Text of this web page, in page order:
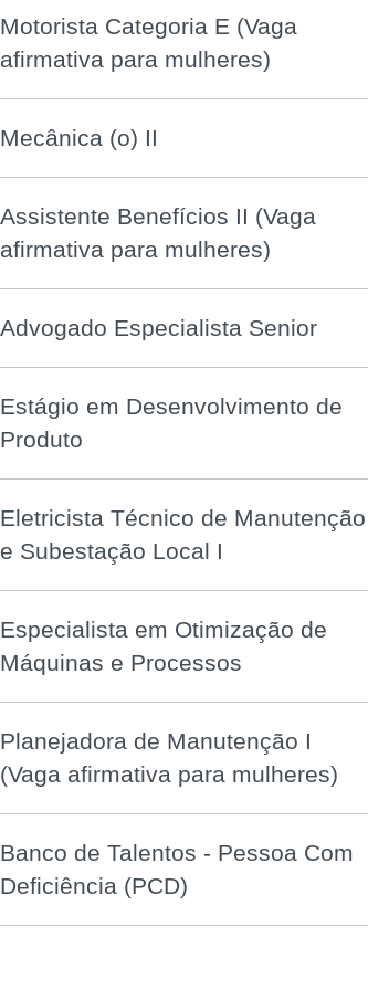
Motorista Categoria E (Vaga
afirmativa para mulheres)
Mecânica (o) II
Assistente Benefícios II (Vaga
afirmativa para mulheres)
Advogado Especialista Senior
Estágio em Desenvolvimento de
Produto
Eletricista Técnico de Manutenção
e Subestação Local I
Especialista em Otimização de
Máquinas e Processos
Planejadora de Manutenção I
(Vaga afirmativa para mulheres)
Banco de Talentos - Pessoa Com
Deficiência (PCD)